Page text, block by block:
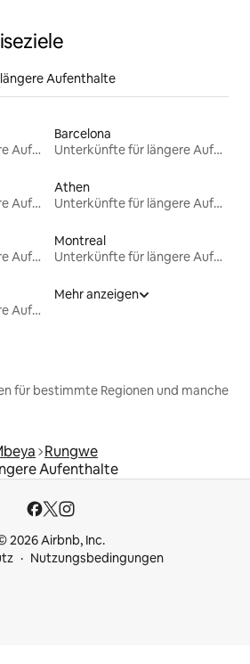
Aufenthalte
Unterkünfte für längere Aufenthalte
Barcelona
Unterkünfte für längere Aufenthalte
Unterkünfte für längere Aufenthalte
Athen
Unterkünfte für längere Aufenthalte
Unterkünfte für längere Aufenthalte
Montreal
Unterkünfte für längere Aufenthalte
Unterkünfte für längere Aufenthalte
Mehr anzeigen
für bestimmte Regionen und manche
Rungwe
Aufenthalte
2026 Airbnb, Inc.
Nutzungsbedingungen